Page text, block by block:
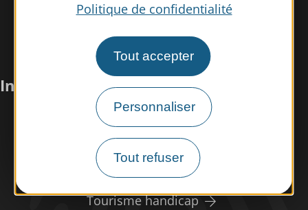
Politique de confidentialité
Tout accepter
Personnaliser
Tout refuser
Infos pratiques
Nous rencontrer
Nos brochures
Espace pro/presse
Tourisme handicap